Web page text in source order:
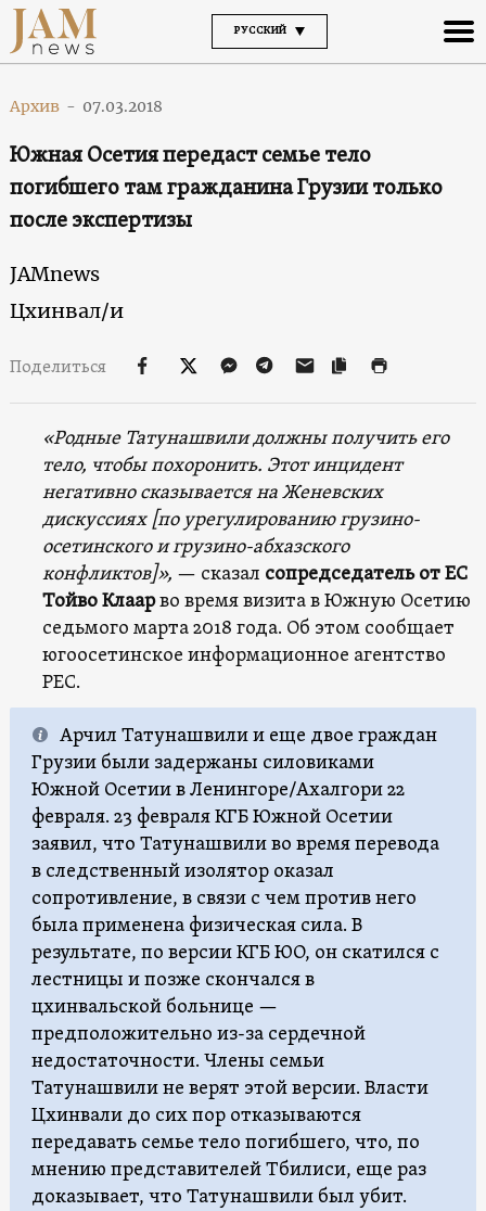
РУССКИЙ
Архив - 07.03.2018
Южная Осетия передаст семье тело
погибшего там гражданина Грузии только
после экспертизы
JAMnews
Цхинвал/и
Поделиться
«Родные Татунашвили должны получить его
тело, чтобы похоронить. Этот инцидент
негативно сказывается на Женевских
дискуссиях [по урегулированию грузино-
осетинского и грузино-абхазского
конфликтов]», — сказал сопредседатель от ЕС
Тойво Клаарво время визита в Южную Осетию
седьмого марта 2018 года. Об этом сообщает
югоосетинское информационное агентство
РЕС.
Арчил Татунашвили и еще двое граждан
Грузии были задержаны силовиками
Южной Осетии в Ленингоре/Ахалгори 22
февраля. 23 февраля КГБ Южной Осетии
заявил, что Татунашвили во время перевода
в следственный изолятор оказал
сопротивление, в связи с чем против него
была применена физическая сила. В
результате, по версии КГБ ЮО, он скатился с
лестницы и позже скончался в
цхинвальской больнице —
предположительно из-за сердечной
недостаточности. Члены семьи
Татунашвили не верят этой версии. Власти
Цхинвали до сих пор отказываются
передавать семье тело погибшего, что, по
мнению представителей Тбилиси, еще раз
доказывает, что Татунашвили был убит.